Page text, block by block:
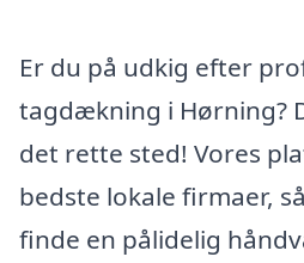
Er du på udkig efter
tagdækning i Hørning?
det rette sted! Vores
bedste lokale firmaer,
finde en pålidelig